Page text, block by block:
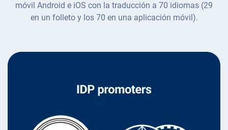
móvil Android e iOS con la traducción a 70 idiomas (29
en un folleto y los 70 en una aplicación móvil).